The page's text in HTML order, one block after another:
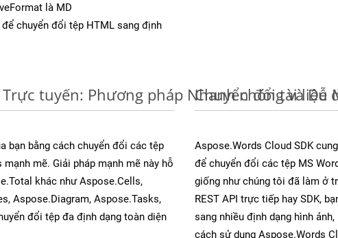
là MD
để chuyển đổi tệp HTML sang định
tuyến: Phương pháp Nhanh chóng và Dễ
bạn bằng cách chuyển đổi các tệp
mẽ. Giải pháp mạnh mẽ này hỗ
khác như Aspose.Cells,
Aspose.Diagram, Aspose.Tasks,
đổi tệp đa định dạng toàn diện
Chuyển đổi tài liệu
Aspose.Words Cloud SDK
để chuyển đổi các tệp MS
giống như chúng tôi đã làm ở
REST API trực tiếp hay SDK,
sang nhiều định dạng hình ảnh,
cách sử dụng Aspose.Words